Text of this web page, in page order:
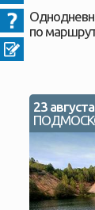
по
23 августа